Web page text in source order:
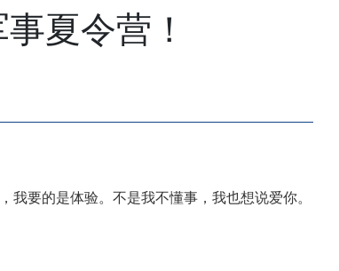
夏令营！
要的是体验。不是我不懂事，我也想说爱你。